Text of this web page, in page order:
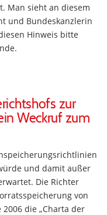
Man sieht an diesem
und Bundeskanzlerin
Hinweis bitte
zur
Weckruf zum
und damit außer
Die Richter
von
die „Charta der